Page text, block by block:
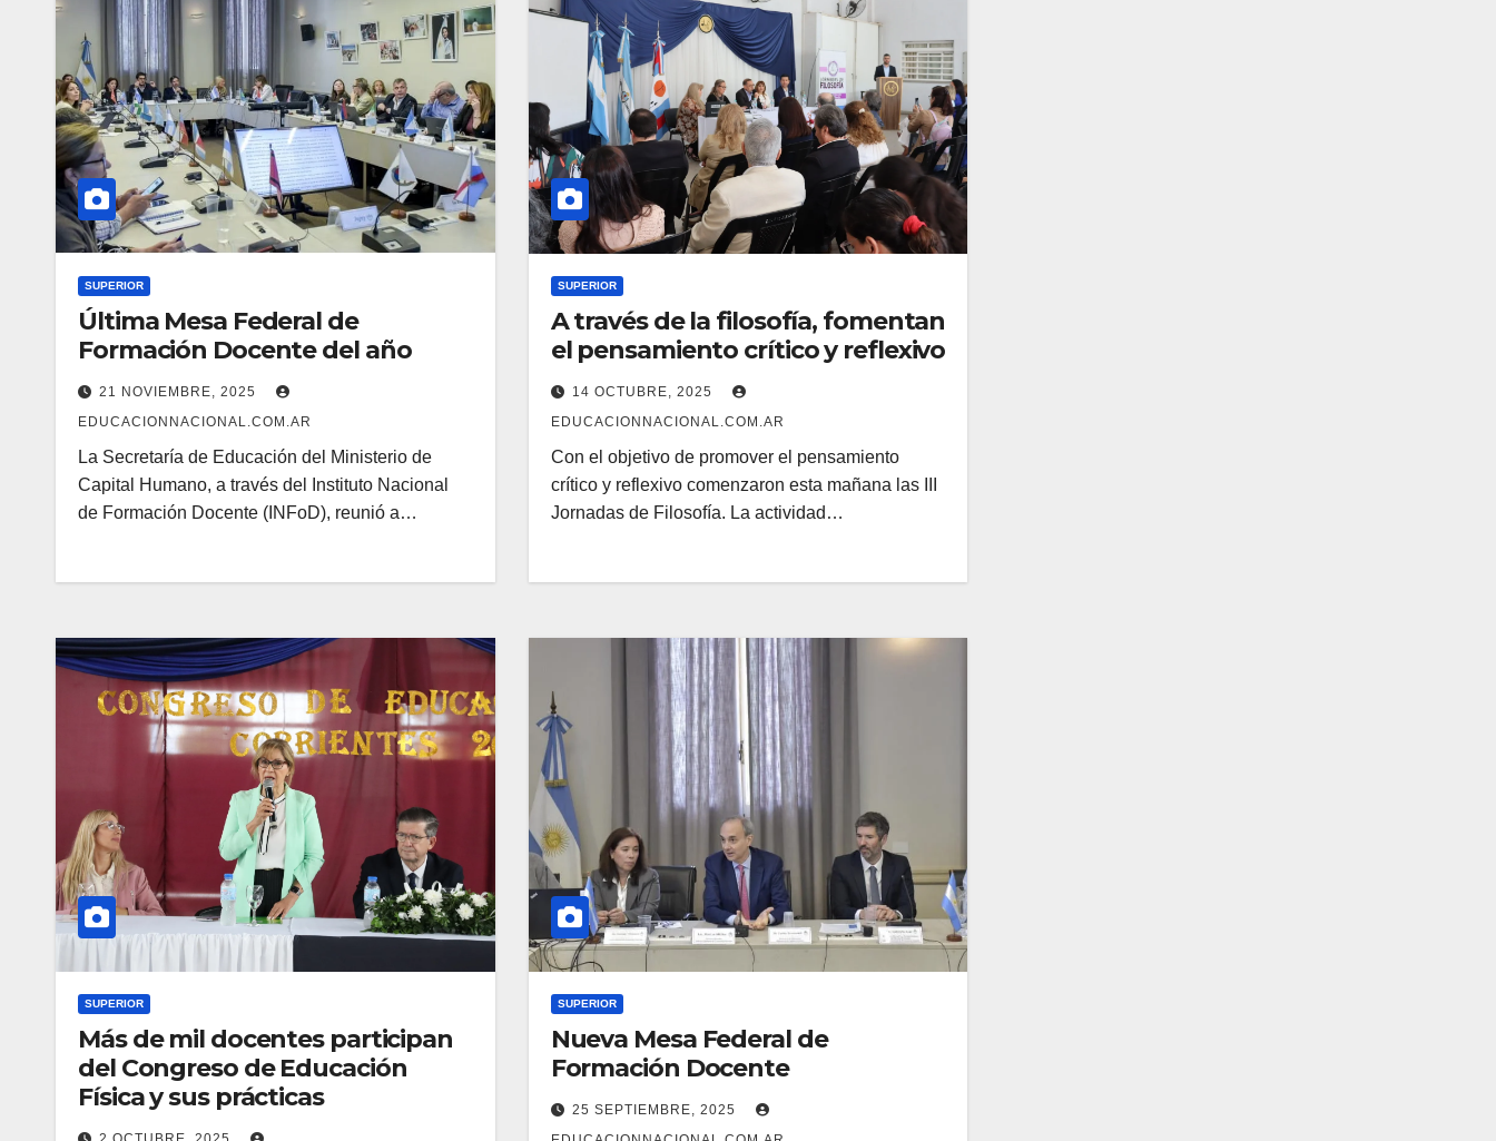
SUPERIOR
Última Mesa Federal de
Formación Docente del año
21 NOVIEMBRE, 2025
EDUCACIONNACIONAL.COM.AR
La Secretaría de Educación del Ministerio de
Capital Humano, a través del Instituto Nacional
de Formación Docente (INFoD), reunió a…
SUPERIOR
A través de la filosofía, fomentan
el pensamiento crítico y reflexivo
14 OCTUBRE, 2025
EDUCACIONNACIONAL.COM.AR
Con el objetivo de promover el pensamiento
crítico y reflexivo comenzaron esta mañana las III
Jornadas de Filosofía. La actividad…
SUPERIOR
Más de mil docentes participan
del Congreso de Educación
Física y sus prácticas
SUPERIOR
Nueva Mesa Federal de
Formación Docente
25 SEPTIEMBRE, 2025